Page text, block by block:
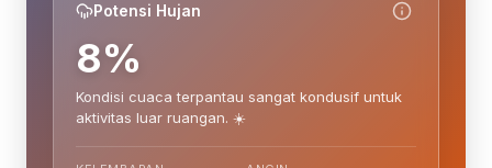
Potensi Hujan
8%
Kondisi cuaca terpantau sangat kondusif untuk
aktivitas luar ruangan. ☀️